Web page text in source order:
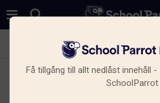
Se alla skolor i Rissne, Sundbyberg
Internationella Engelska
Få tillgång till allt nedlåst innehåll
SchoolParrot